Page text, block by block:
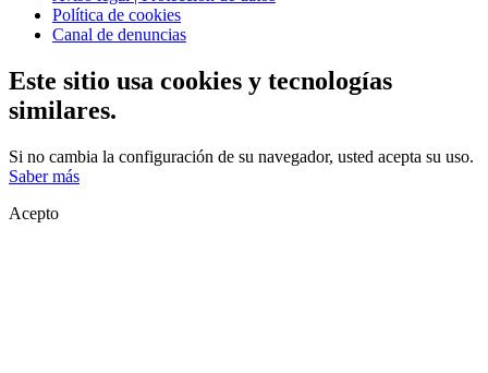
Política de cookies
Canal de denuncias
Este sitio usa cookies y tecnologías
similares.
Si no cambia la configuración de su navegador, usted acepta su uso.
Saber más
Acepto